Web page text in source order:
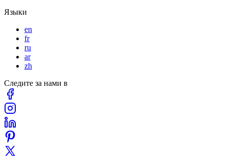
Языки
en
fr
ru
ar
zh
Следите за нами в